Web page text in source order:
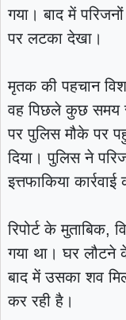
गया। बाद में
पर लटका देखा।
मृतक की पहचान
वह पिछले कुछ समय
पर पुलिस मौके पर
दिया। पुलिस ने
इत्तफाकिया कार्रवाई
रिपोर्ट के मुताबिक,
गया था। घर लौटने
बाद में उसका शव
कर रही है।